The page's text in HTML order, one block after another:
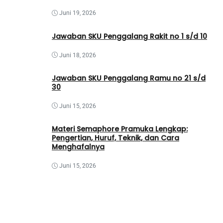
Juni 19, 2026
Jawaban SKU Penggalang Rakit no 1 s/d 10
Juni 18, 2026
Jawaban SKU Penggalang Ramu no 21 s/d
30
Juni 15, 2026
Materi Semaphore Pramuka Lengkap:
Pengertian, Huruf, Teknik, dan Cara
Menghafalnya
Juni 15, 2026